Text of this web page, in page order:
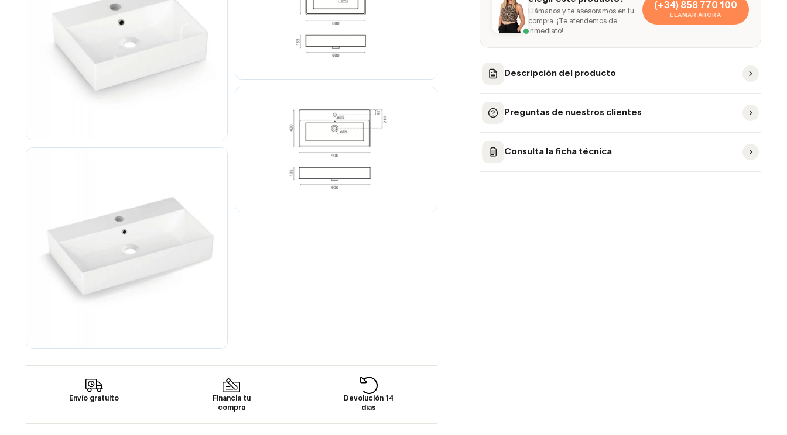
Envío gratuito
Financia tu
compra
Devolución 14
días
Llámanos y te asesoramos en tu
compra. ¡Te atendemos de
inmediato!
(+34) 858 770 100
LLAMAR AHORA
Descripción del producto
Preguntas de nuestros clientes
Consulta la ficha técnica